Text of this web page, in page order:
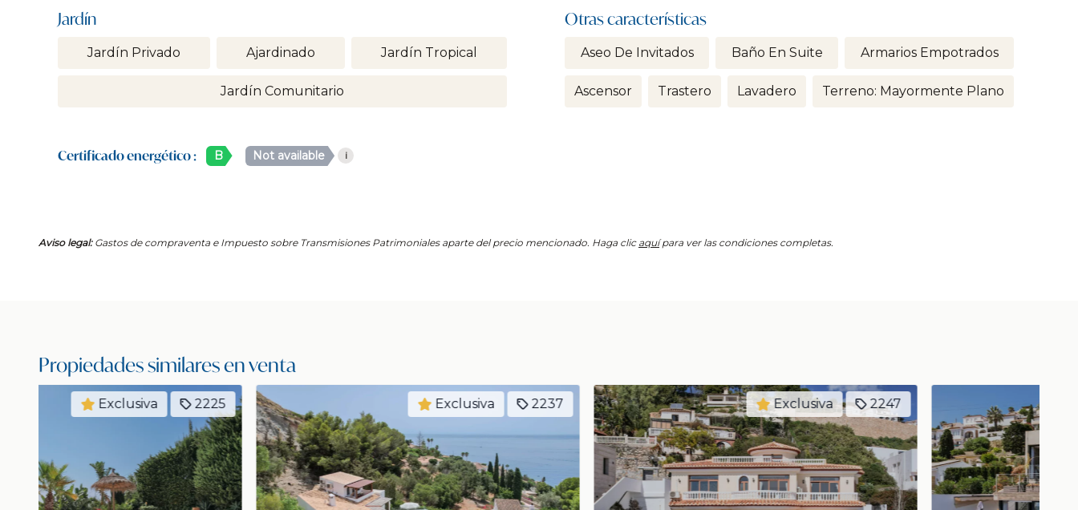
Jardín
Jardín Privado Ajardinado Jardín Tropical
Jardín Comunitario
Otras características
Aseo De Invitados Baño En Suite Armarios Empotrados
Ascensor Trastero Lavadero Terreno: Mayormente Plano
Certificado energético : B Not available i
Aviso legal:Gastos de compraventa e Impuesto sobre Transmisiones Patrimoniales aparte del precio mencionado. Haga clic aquípara ver las condiciones completas.
Propiedades similares en venta
Exclusiva Exclusiva 2247 Exclusiva 2250